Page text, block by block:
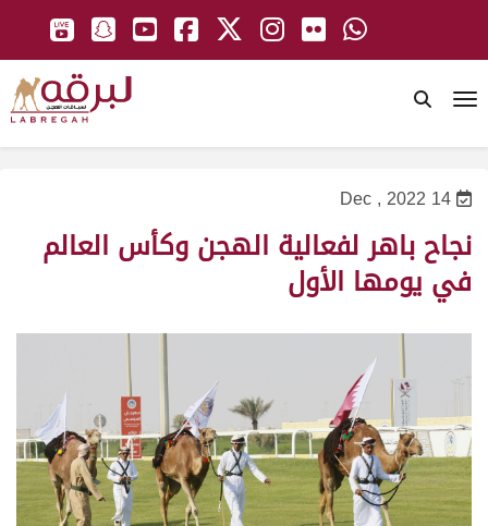
14 Dec , 2022
نجاح باهر لفعالية الهجن وكأس العالم
في يومها الأول